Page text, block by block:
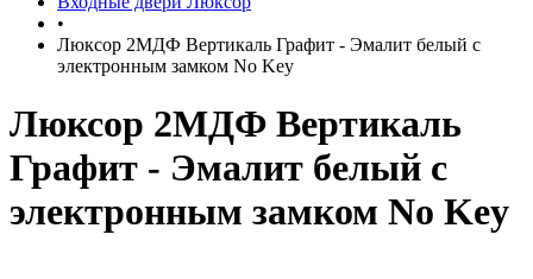
•
Люксор 2МДФ Вертикаль Графит - Эмалит белый c
электронным замком No Key
Люксор 2МДФ Вертикаль
Графит - Эмалит белый c
электронным замком No Key